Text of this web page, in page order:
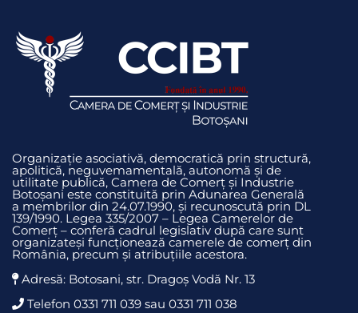
Organizație asociativă, democratică prin structură,
apolitică, neguvemamentală, autonomă și de
utilitate publică, Camera de Comerț și Industrie
Botoșani este constituită prin Adunarea Generală
a membrilor din 24.07.1990, și recunoscută prin DL
139/1990. Legea 335/2007 – Legea Camerelor de
Comerț – conferă cadrul legislativ după care sunt
organizateși funcționează camerele de comerț din
România, precum și atribuțiile acestora.
Adresă: Botosani, str. Dragoş Vodă Nr. 13
Telefon 0331 711 039 sau 0331 711 038